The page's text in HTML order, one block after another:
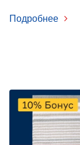
Подробнее